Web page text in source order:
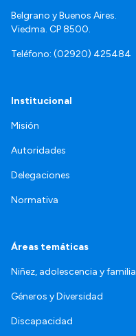
Belgrano y Buenos Aires.
Viedma. CP 8500.
Teléfono: (02920) 425484
Institucional
Misión
Autoridades
Delegaciones
Normativa
Áreas temáticas
Niñez, adolescencia y familia
Géneros y Diversidad
Discapacidad